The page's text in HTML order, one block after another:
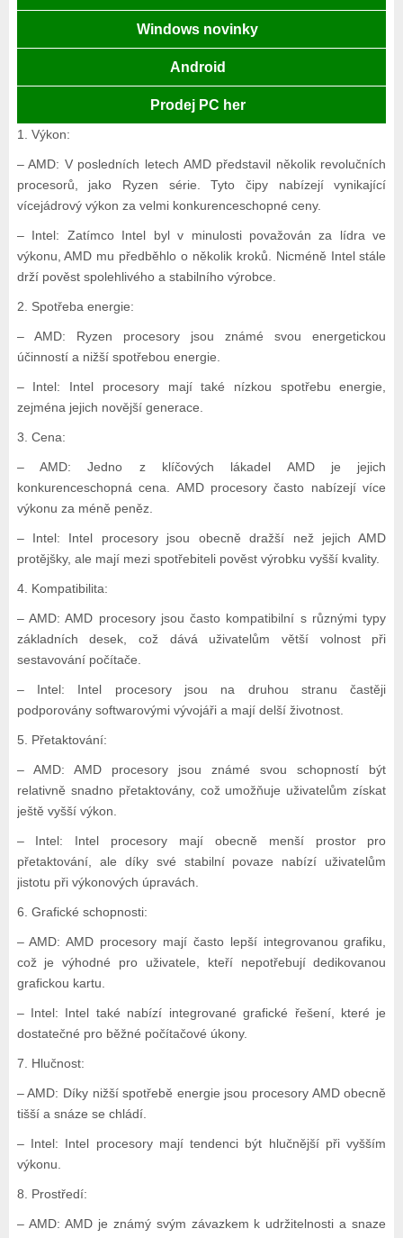
Windows novinky
Android
Prodej PC her
1. Výkon:
– AMD: V posledních letech AMD představil několik revolučních
procesorů, jako Ryzen série. Tyto čipy nabízejí vynikající
vícejádrový výkon za velmi konkurenceschopné ceny.
– Intel: Zatímco Intel byl v minulosti považován za lídra ve
výkonu, AMD mu předběhlo o několik kroků. Nicméně Intel stále
drží pověst spolehlivého a stabilního výrobce.
2. Spotřeba energie:
– AMD: Ryzen procesory jsou známé svou energetickou
účinností a nižší spotřebou energie.
– Intel: Intel procesory mají také nízkou spotřebu energie,
zejména jejich novější generace.
3. Cena:
– AMD: Jedno z klíčových lákadel AMD je jejich
konkurenceschopná cena. AMD procesory často nabízejí více
výkonu za méně peněz.
– Intel: Intel procesory jsou obecně dražší než jejich AMD
protějšky, ale mají mezi spotřebiteli pověst výrobku vyšší kvality.
4. Kompatibilita:
– AMD: AMD procesory jsou často kompatibilní s různými typy
základních desek, což dává uživatelům větší volnost při
sestavování počítače.
– Intel: Intel procesory jsou na druhou stranu častěji
podporovány softwarovými vývojáři a mají delší životnost.
5. Přetaktování:
– AMD: AMD procesory jsou známé svou schopností být
relativně snadno přetaktovány, což umožňuje uživatelům získat
ještě vyšší výkon.
– Intel: Intel procesory mají obecně menší prostor pro
přetaktování, ale díky své stabilní povaze nabízí uživatelům
jistotu při výkonových úpravách.
6. Grafické schopnosti:
– AMD: AMD procesory mají často lepší integrovanou grafiku,
což je výhodné pro uživatele, kteří nepotřebují dedikovanou
grafickou kartu.
– Intel: Intel také nabízí integrované grafické řešení, které je
dostatečné pro běžné počítačové úkony.
7. Hlučnost:
– AMD: Díky nižší spotřebě energie jsou procesory AMD obecně
tišší a snáze se chládí.
– Intel: Intel procesory mají tendenci být hlučnější při vyšším
výkonu.
8. Prostředí:
– AMD: AMD je známý svým závazkem k udržitelnosti a snaze